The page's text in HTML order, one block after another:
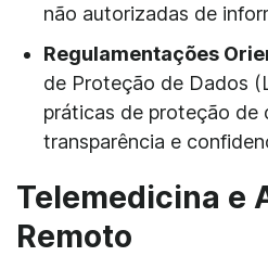
não autorizadas de
Regulamentações
de Proteção de Dados
práticas de proteção de
transparência e
Telemedicina e
Remoto